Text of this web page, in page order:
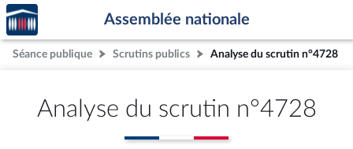
Aller au contenu
Aller en bas de la page
Accèder
à la
page
d'accueil
Assemblée nationale
Séance publique Scrutins publics Analyse du scrutin n°4728
Analyse du scrutin n°4728